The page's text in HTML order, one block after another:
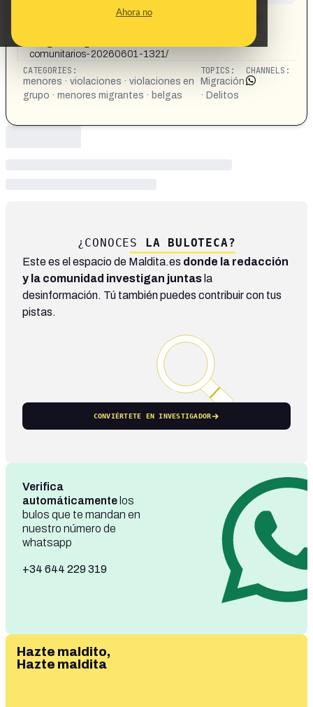
Ahora no
https://gaceta.es/europa/nueve-menores-inmigrantes-
comunitarios-20260601-1321/
CATEGORIES:
menores · violaciones · violaciones en
grupo · menores migrantes · belgas
TOPICS:
Migración
· Delitos
CHANNELS:
¿CONOCES LA BULOTECA?
Este es el espacio de Maldita.es donde la redacción
y la comunidad investigan juntas la
desinformación. Tú también puedes contribuir con tus
pistas.
CONVIÉRTETE EN INVESTIGADOR
Verifica
automáticamente los
bulos que te mandan en
nuestro número de
whatsapp
+34 644 229 319
Hazte maldito,
Hazte maldita